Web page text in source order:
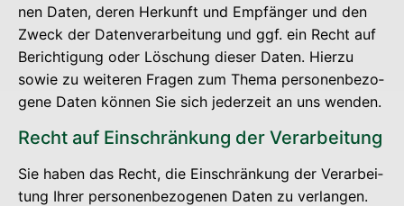
nen Daten, deren Her­kunft und Emp­fän­ger und den
Zweck der Daten­ver­ar­bei­tung und ggf. ein Recht auf
Berich­ti­gung oder Löschung die­ser Daten. Hier­zu
sowie zu wei­te­ren Fra­gen zum The­ma per­so­nen­be­zo­
ge­ne Daten kön­nen Sie sich jeder­zeit an uns wenden.
Recht auf Ein­schrän­kung der Verarbeitung
Sie haben das Recht, die Ein­schrän­kung der Ver­ar­bei­
tung Ihrer per­so­nen­be­zo­ge­nen Daten zu ver­lan­gen.